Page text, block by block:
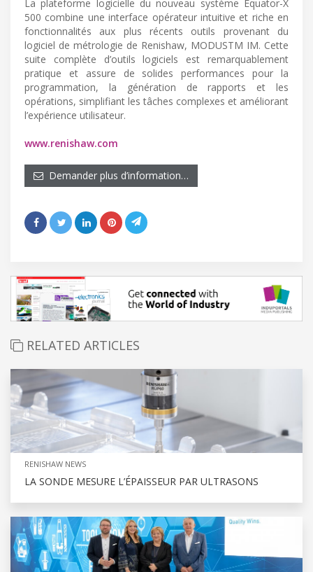
La plateforme logicielle du nouveau système Equator-X
500 combine une interface opérateur intuitive et riche en
fonctionnalités aux plus récents outils provenant du
logiciel de métrologie de Renishaw, MODUSTM IM. Cette
suite complète d’outils logiciels est remarquablement
pratique et assure de solides performances pour la
programmation, la génération de rapports et les
opérations, simplifiant les tâches complexes et améliorant
l’expérience utilisateur.
www.renishaw.com
Demander plus d’information…
RELATED ARTICLES
RENISHAW NEWS
LA SONDE MESURE L’ÉPAISSEUR PAR ULTRASONS